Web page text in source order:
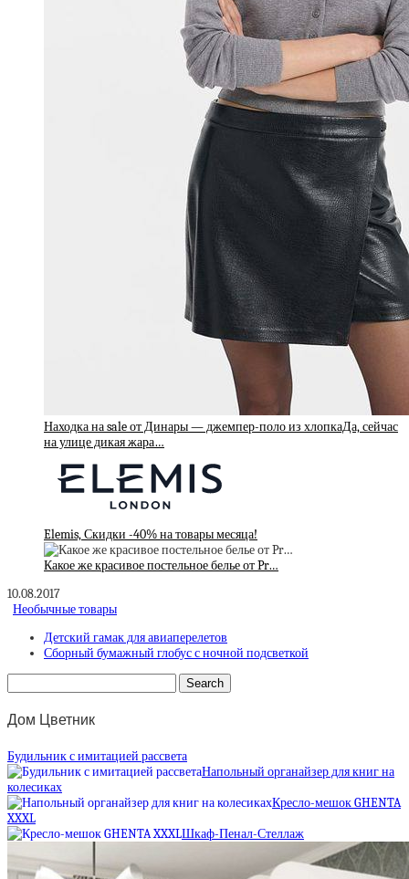
Находка на sale от Динары — джемпер-поло из хлопкаДа, сейчас
на улице дикая жара…
Elemis, Скидки -40% на товары месяца!
Какое же красивое постельное белье от Pr…
10.08.2017
Необычные товары
Детский гамак для авиаперелетов
Сборный бумажный глобус с ночной подсветкой
Дом Цветник
Будильник с имитацией рассвета
Напольный органайзер для книг на
колесиках
Кресло-мешок GHENTA
XXXL
Шкаф-Пенал-Стеллаж